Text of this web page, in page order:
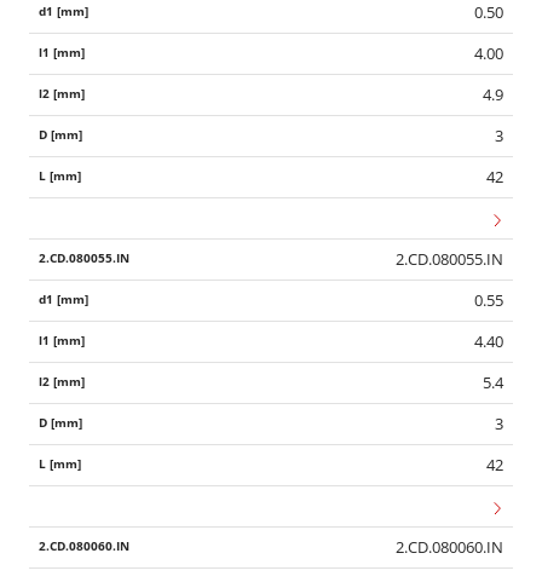
0.50
4.00
4.9
3
42
2.CD.080055.IN
0.55
4.40
5.4
3
42
2.CD.080060.IN